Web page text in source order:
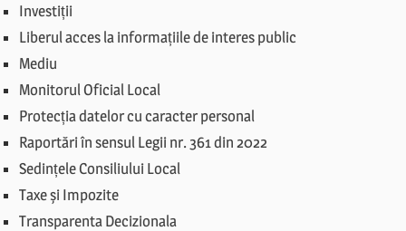
Investiții
Liberul acces la informațiile de interes public
Mediu
Monitorul Oficial Local
Protecția datelor cu caracter personal
Raportări în sensul Legii nr. 361 din 2022
Sedințele Consiliului Local
Taxe și Impozite
Transparenta Decizionala